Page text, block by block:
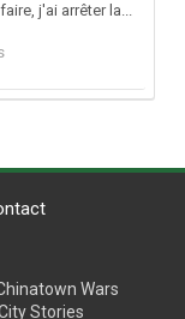
j'ai arrêter la...
Wars
Stories